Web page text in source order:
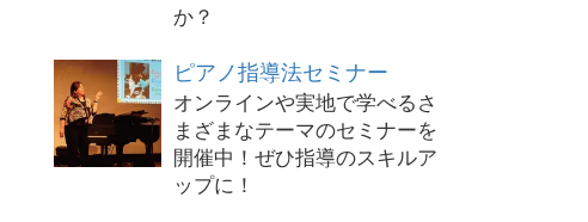
か？
ピアノ指導法セミナー
オンラインや実地で学べるさ
まざまなテーマのセミナーを
開催中！ぜひ指導のスキルア
ップに！